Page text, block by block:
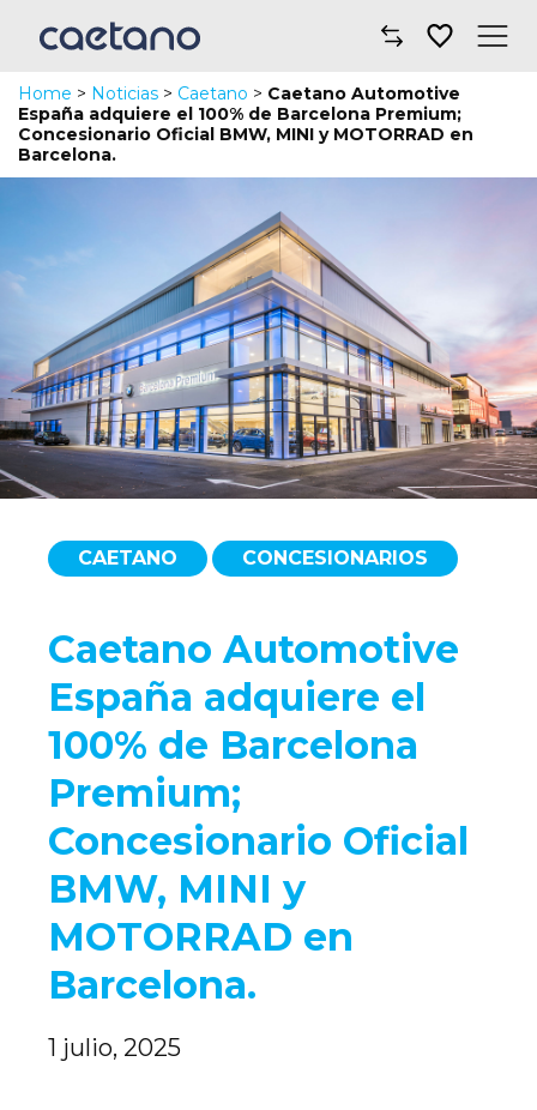
Comprar un coche
Financiación y seguros
Movilidad
Sobre nosotros
Noticias
Dónde encontrarnos
Home > Noticias > Caetano > Caetano Automotive
España adquiere el 100% de Barcelona Premium;
Concesionario Oficial BMW, MINI y MOTORRAD en
Barcelona.
CAETANO CONCESIONARIOS
Caetano Automotive
España adquiere el
100% de Barcelona
Premium;
Concesionario Oficial
BMW, MINI y
MOTORRAD en
Barcelona.
1 julio, 2025